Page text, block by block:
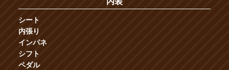
シート
内張り
インパネ
シフト
ペダル